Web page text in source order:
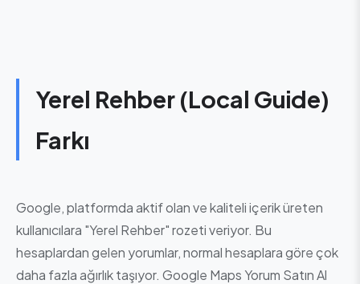
Yerel Rehber (Local Guide)
Farkı
Google, platformda aktif olan ve kaliteli içerik üreten
kullanıcılara "Yerel Rehber" rozeti veriyor. Bu
hesaplardan gelen yorumlar, normal hesaplara göre çok
daha fazla ağırlık taşıyor. Google Maps Yorum Satın Al